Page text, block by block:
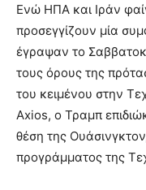
Ενώ ΗΠΑ και Ιράν
προσεγγίζουν μία
έγραψαν το
τους όρους της
του κειμένου στην
Axios, ο Τραμπ
θέση της
προγράμματος της